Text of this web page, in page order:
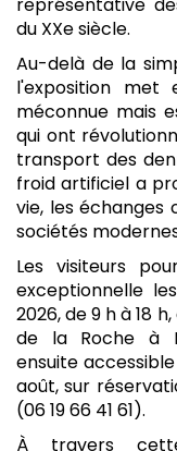
représentative
du XXe siècle.
Au-delà de la
l'exposition met
méconnue mais
qui ont
transport des
froid artificiel a
vie, les échanges
sociétés
Les visiteurs
exceptionnelle
2026, de 9 h à 18
de la Roche à
ensuite
août, sur
(06 19 66 41 61).
À travers